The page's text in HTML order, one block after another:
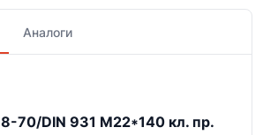
Аналоги
70/DIN 931 М22*140 кл. пр.